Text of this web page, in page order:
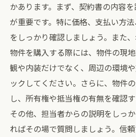
メンテナンスの基本知識
保証期間とその内容
トラブル対応方法
住み続けるためのヒント
かあります。まず、契約書の内容
が重要です。特に価格、支払い方
をしっかり確認しましょう。また
物件を購入する際には、物件の現
観や内装だけでなく、周辺の環境
ックしてください。さらに、物件
し、所有権や抵当権の有無を確認す
その他、担当者からの説明をしっ
ればその場で質問しましょう。信